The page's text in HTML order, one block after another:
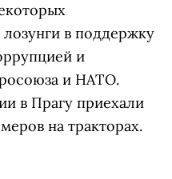
лозунги в поддержку
и
и НАТО.
в Прагу приехали
на тракторах.